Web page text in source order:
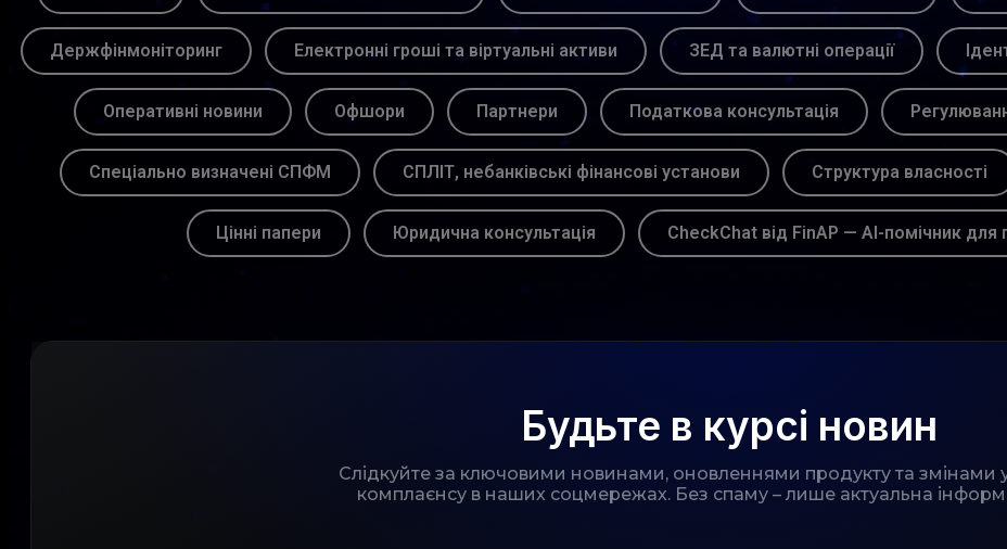
Держфінмоніторинг Електронні гроші та віртуальні активи ЗЕД та валютні операції
Оперативні новини Офшори Партнери Податкова консультація
Спеціально визначені СПФМ СПЛІТ, небанківські фінансові установи Структура власності
Цінні папери Юридична консультація CheckChat від FinAP — AI-помічник для
Будьте в курсі новин
Слідкуйте за ключовими новинами, оновленнями продукту та змінами
комплаєнсу в наших соцмережах. Без спаму – лише актуальна